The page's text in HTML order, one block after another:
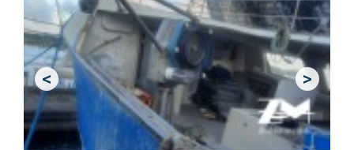
<Previous >Next